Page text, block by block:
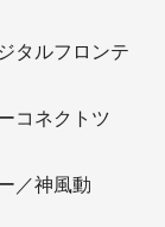
タルフロンテ
コネクトツ
／神風動